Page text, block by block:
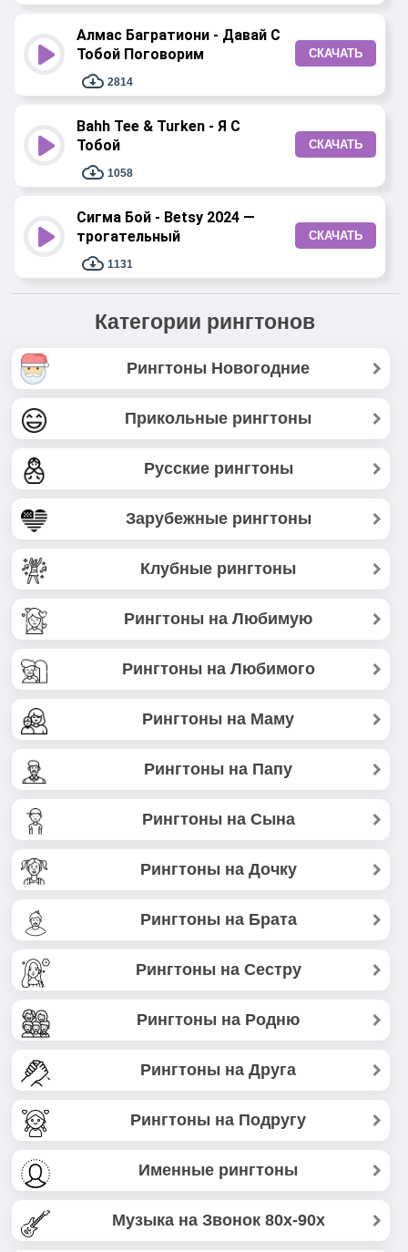
Алмас Багратиони - Давай С
Тобой Поговорим
2814
СКАЧАТЬ
Bahh Tee & Turken - Я С
Тобой
1058
СКАЧАТЬ
Сигма Бой - Betsy 2024 —
трогательный
1131
СКАЧАТЬ
Категории рингтонов
Рингтоны Новогодние
Прикольные рингтоны
Русские рингтоны
Зарубежные рингтоны
Клубные рингтоны
Рингтоны на Любимую
Рингтоны на Любимого
Рингтоны на Маму
Рингтоны на Папу
Рингтоны на Сына
Рингтоны на Дочку
Рингтоны на Брата
Рингтоны на Сестру
Рингтоны на Родню
Рингтоны на Друга
Рингтоны на Подругу
Именные рингтоны
Музыка на Звонок 80х-90х